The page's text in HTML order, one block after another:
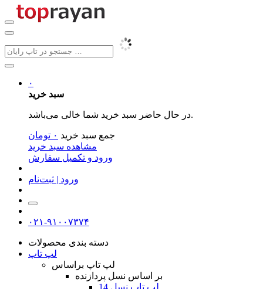
۰
سبد خرید
در حال حاضر سبد خرید شما خالی می‌باشد.
جمع سبد خرید ۰ تومان
مشاهده سبد خرید
ورود و تکمیل سفارش
ورود | ثبت‌نام
۰۲۱-۹۱۰۰۷۳۷۴
دسته بندی محصولات
لپ تاپ
لپ تاپ براساس
بر اساس نسل پردازنده
لپ تاپ نسل 14